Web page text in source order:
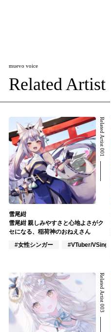
muevo voice
Related Artist
Related Artist 001
雪尾紺
雪尾紺 親しみやすさと心地よさがク
セになる、稲荷神のおねえさん
#女性シンガー
#VTuber/VSinger
Related Artist 003